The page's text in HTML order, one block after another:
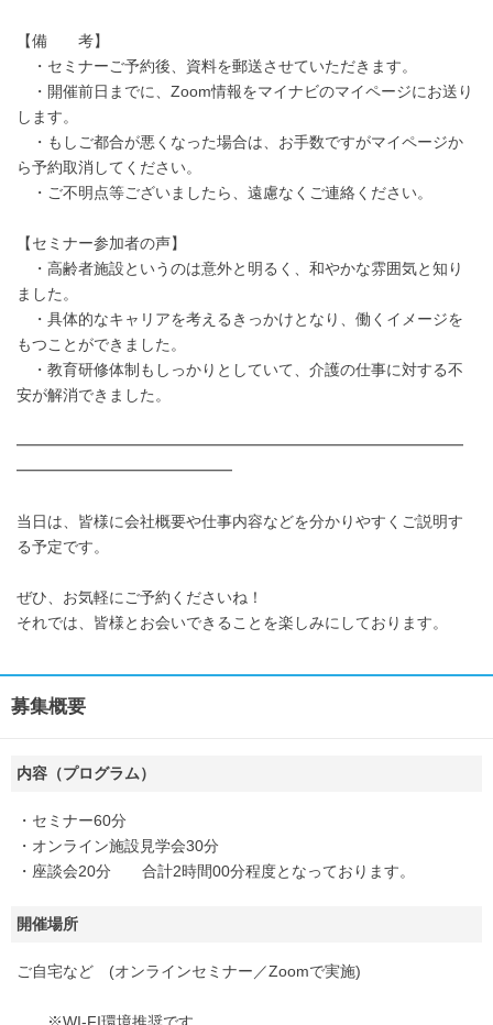
【備 考】
・セミナーご予約後、資料を郵送させていただきます。
・開催前日までに、Zoom情報をマイナビのマイページにお送り
します。
・もしご都合が悪くなった場合は、お手数ですがマイページか
ら予約取消してください。
・ご不明点等ございましたら、遠慮なくご連絡ください。
【セミナー参加者の声】
・高齢者施設というのは意外と明るく、和やかな雰囲気と知り
ました。
・具体的なキャリアを考えるきっかけとなり、働くイメージを
もつことができました。
・教育研修体制もしっかりとしていて、介護の仕事に対する不
安が解消できました。
━━━━━━━━━━━━━━━━━━━━━━━━━━━━━
━━━━━━━━━━━━━━
当日は、皆様に会社概要や仕事内容などを分かりやすくご説明す
る予定です。
ぜひ、お気軽にご予約くださいね！
それでは、皆様とお会いできることを楽しみにしております。
募集概要
内容（プログラム）
・セミナー60分
・オンライン施設見学会30分
・座談会20分 合計2時間00分程度となっております。
開催場所
ご自宅など (オンラインセミナー／Zoomで実施)
※WI-FI環境推奨です。